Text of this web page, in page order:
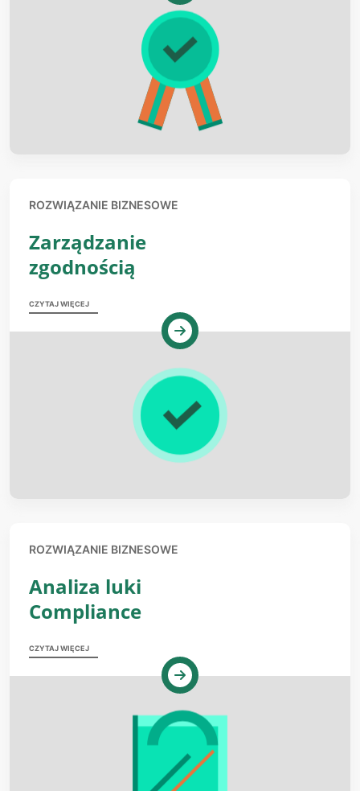
ROZWIĄZANIE BIZNESOWE
Zarządzanie
zgodnością
CZYTAJ WIĘCEJ
ROZWIĄZANIE BIZNESOWE
Analiza luki
Compliance
CZYTAJ WIĘCEJ